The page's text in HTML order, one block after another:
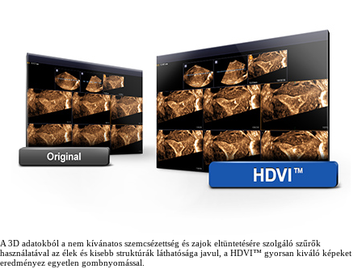
A 3D adatokból a nem kívánatos szemcsézettség és zajok eltüntetésére szolgáló szűrők
használatával az élek és kisebb struktúrák láthatósága javul, a HDVI™ gyorsan kiváló képeket
eredményez egyetlen gombnyomással.